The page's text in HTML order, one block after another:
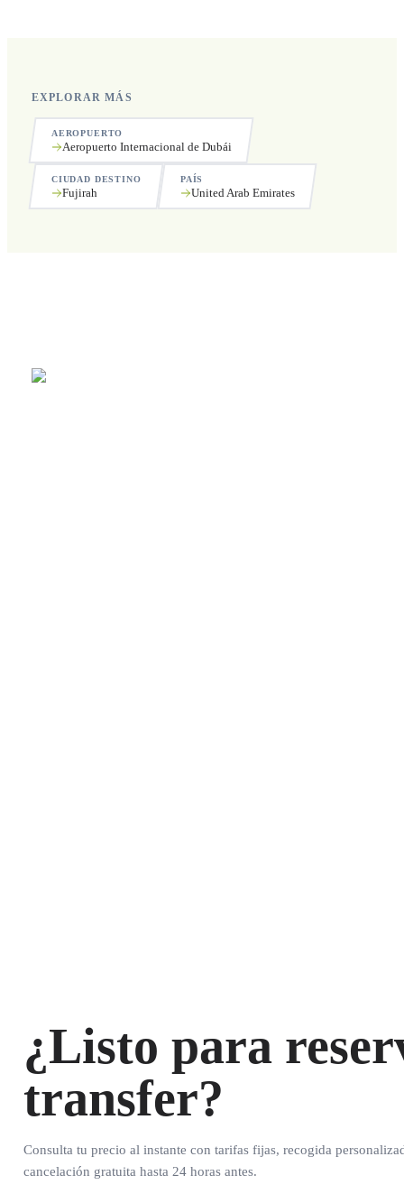
EXPLORAR MÁS
AEROPUERTO
Aeropuerto Internacional de Dubái
CIUDAD DESTINO
Fujirah
PAÍS
United Arab Emirates
¿Listo para
transfer?
Consulta tu precio al instante con tarifas fijas, recogida
cancelación gratuita hasta 24 horas antes.